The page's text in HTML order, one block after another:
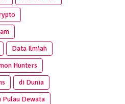
Data Ilmiah
Hunters
di Dunia
Pulau Dewata